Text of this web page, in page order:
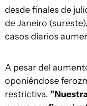
desde finales de
de Janeiro
casos diarios
A pesar del
oponiéndose
restrictiva.